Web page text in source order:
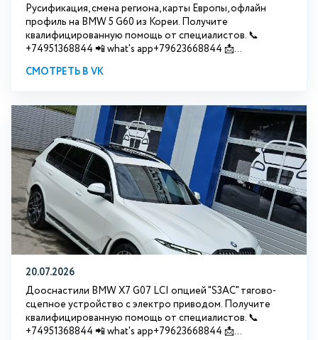
Русификация, смена региона, карты Европы, офлайн
профиль на BMW 5 G60 из Кореи. Получите
квалифицированную помощь от специалистов. 📞
+74951368844 📲 what's app+79623668844 📩...
СМОТРЕТЬ В VK
20.07.2026
Дооснастили BMW Х7 G07 LCI опцией "S3АС" тягово-
сцепное устройство с электро приводом. Получите
квалифицированную помощь от специалистов. 📞
+74951368844 📲 what's app+79623668844 📩...